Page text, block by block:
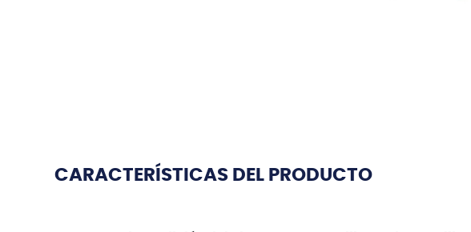
CARACTERÍSTICAS DEL PRODUCTO